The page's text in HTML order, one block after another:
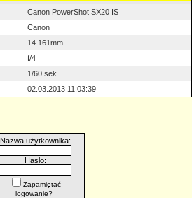
Canon PowerShot SX20 IS
Canon
14.161mm
f/4
1/60 sek.
02.03.2013 11:03:39
Nazwa użytkownika:
Hasło:
Zapamiętać
logowanie?